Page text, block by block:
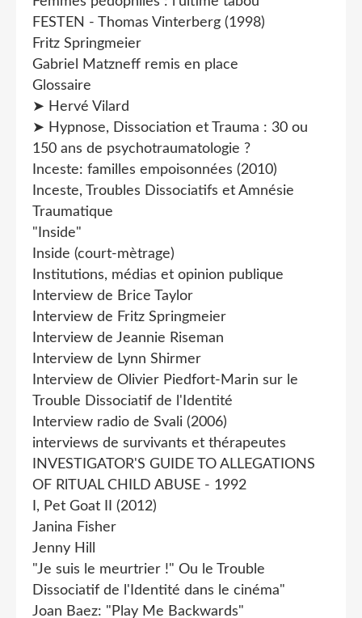
FESTEN - Thomas Vinterberg (1998)
Fritz Springmeier
Gabriel Matzneff remis en place
Glossaire
➤ Hervé Vilard
➤ Hypnose, Dissociation et Trauma : 30 ou
150 ans de psychotraumatologie ?
Inceste: familles empoisonnées (2010)
Inceste, Troubles Dissociatifs et Amnésie
Traumatique
"Inside"
Inside (court-mètrage)
Institutions, médias et opinion publique
Interview de Brice Taylor
Interview de Fritz Springmeier
Interview de Jeannie Riseman
Interview de Lynn Shirmer
Interview de Olivier Piedfort-Marin sur le
Trouble Dissociatif de l'Identité
Interview radio de Svali (2006)
interviews de survivants et thérapeutes
INVESTIGATOR'S GUIDE TO ALLEGATIONS
OF RlTUAL CHILD ABUSE - 1992
I, Pet Goat II (2012)
Janina Fisher
Jenny Hill
"Je suis le meurtrier !" Ou le Trouble
Dissociatif de l'Identité dans le cinéma"
Joan Baez: "Play Me Backwards"